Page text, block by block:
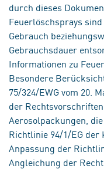
durch dieses
Feuerlöschsprays
Gebrauch
Gebrauchsdauer
Informationen zu
Besondere
75/324/EWG vom 20.
der
Aerosolpackungen,
Richtlinie 94/1/EG der
Anpassung der
Angleichung der